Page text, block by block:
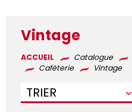
Vintage
ACCUEIL Catalogue
Caféterie
Vintage
TRIER